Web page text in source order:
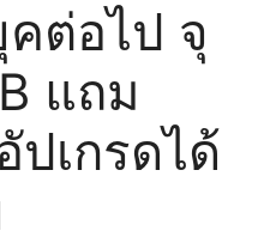
คต่อไป จุ
แถม
ปเกรดได้